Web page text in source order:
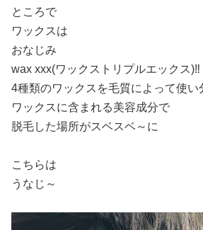
ところで
ワックスは
おなじみ
wax xxx(ワックストリプルエックス)‼️
4種類のワックスを毛質によって使い
ワックスに含まれる美容成分で
脱毛した場所がスベスベ～に
こちらは
うなじ～